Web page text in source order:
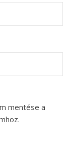
mentése a